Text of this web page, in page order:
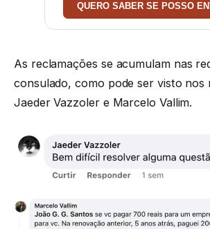
QUERO SABER SE POSSO
As reclamações se acumulam nas
consulado, como pode ser visto nos
Jaeder Vazzoler e Marcelo Vallim.